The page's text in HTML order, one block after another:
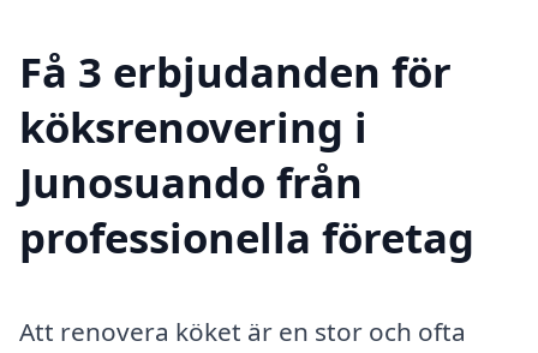
Få 3 erbjudanden för
köksrenovering i
Junosuando från
professionella företag
Att renovera köket är en stor och ofta